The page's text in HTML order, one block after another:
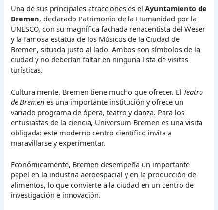
Una de sus principales atracciones es elAyuntamiento de
Bremen, declarado Patrimonio de la Humanidad por la
UNESCO, con su magnífica fachada renacentista del Weser
y la famosa estatua de los Músicos de la Ciudad de
Bremen, situada justo al lado. Ambos son símbolos de la
ciudad y no deberían faltar en ninguna lista de visitas
turísticas.
Culturalmente, Bremen tiene mucho que ofrecer. El Teatro
de Bremen es una importante institución y ofrece un
variado programa de ópera, teatro y danza. Para los
entusiastas de la ciencia, Universum Bremen es una visita
obligada: este moderno centro científico invita a
maravillarse y experimentar.
Económicamente, Bremen desempeña un importante
papel en la industria aeroespacial y en la producción de
alimentos, lo que convierte a la ciudad en un centro de
investigación e innovación.